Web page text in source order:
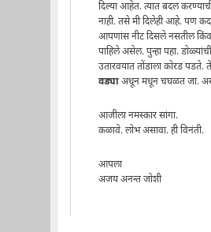
दिल्या आहेत. त्यात बदल
नाही. तसे मी दिलेही आहे. पण
आपणांस नीट दिसले नसतील
पाहिले असेल. पुन्हा पहा.
उतारवयात तोंडाला कोरड पडते.
वड्याअधून मधून चघळत जा.
आजीला नमस्कार सांगा.
कळावे. लोभ असावा. ही विनंती.
आपला
अजय अनन्त जोशी